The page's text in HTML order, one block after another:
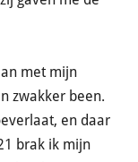
met mijn
zwakker been.
en daar
brak ik mijn